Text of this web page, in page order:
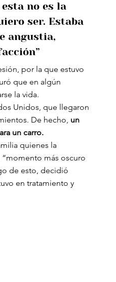
esta no es la
ser. Estaba
angustia,
por la que estuvo
que en algún
la vida.
Unidos, que llegaron
De hecho, un
un carro.
quienes la
“momento más oscuro
de esto, decidió
en tratamiento y